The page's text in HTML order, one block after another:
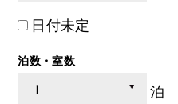
日付未定
泊数・室数
泊